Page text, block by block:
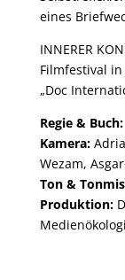
eines
INNERER
Filmfestival
„Doc
Regie & Buch:
Kamera:
Wezam,
Ton &
Produktion: